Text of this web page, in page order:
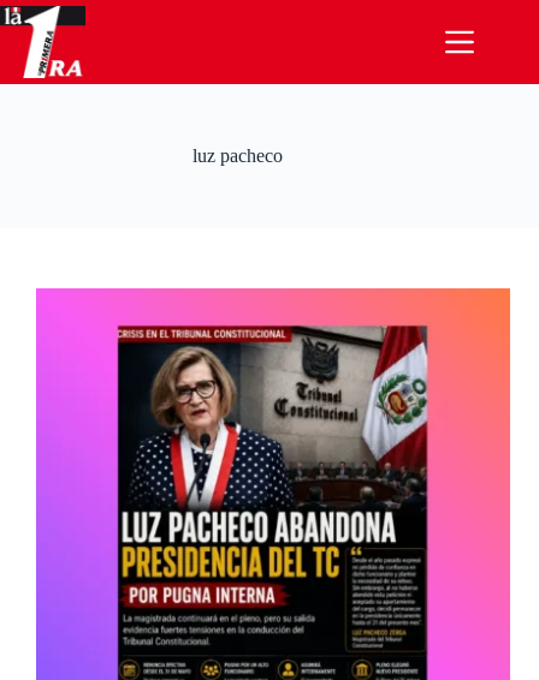
Saltar
al
contenido
luz pacheco